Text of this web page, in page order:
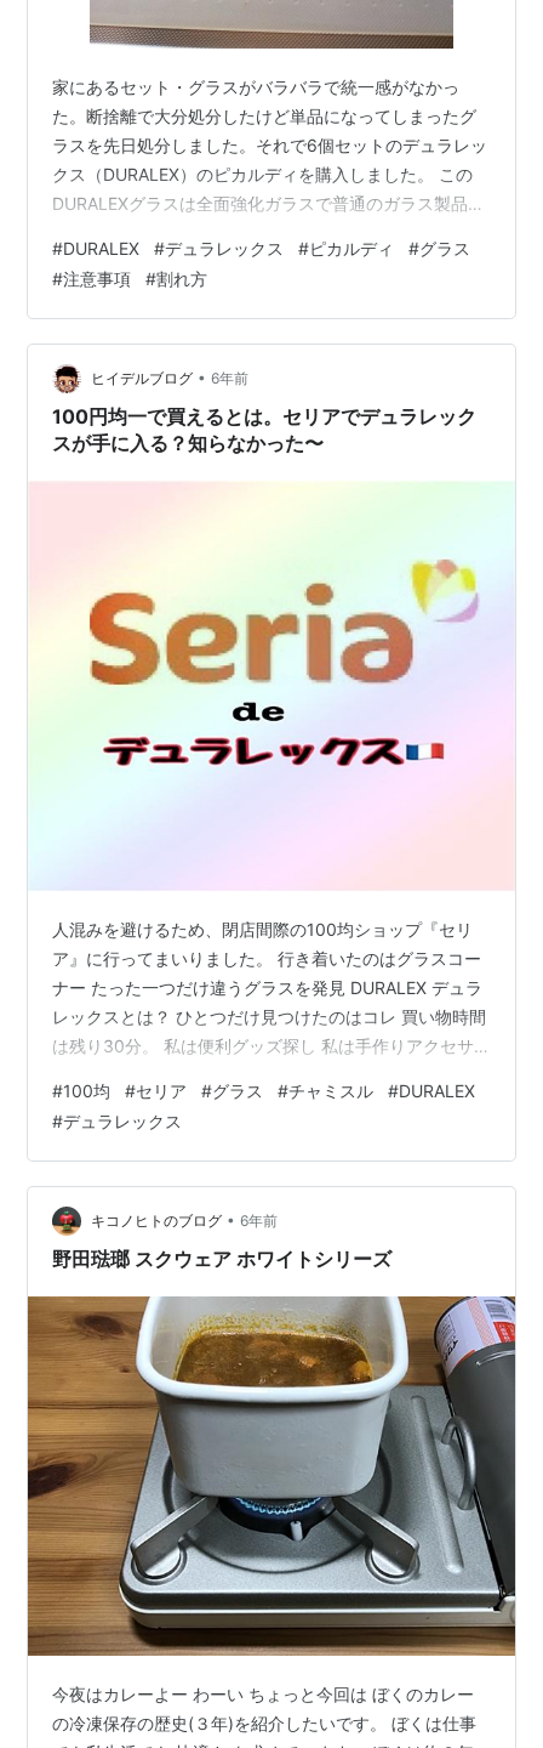
家にあるセット・グラスがバラバラで統一感がなかっ
た。断捨離で大分処分したけど単品になってしまったグ
ラスを先日処分しました。それで6個セットのデュラレッ
クス（DURALEX）のピカルディを購入しました。 この
DURALEXグラスは全面強化ガラスで普通のガラス製品に
熱温度差が約60℃であるのに対し、130℃の温度差に耐
えることができるそうです。ただし絶対に割れないとい
う事はなく割れます。 その割れ方が激しいようで、ネッ
トで検索すると木っ端微塵になったとか。突然爆発した
とか。 （普通のガラスと違って「氷砂糖」のような粒状
になり、尖らないように設計され…
#DURALEX #デュラレックス #ピカルディ #グラス
#注意事項 #割れ方
ヒイデルブログ • 6年前
100円均一で買えるとは。セリアでデュラレック
スが手に入る？知らなかった〜
人混みを避けるため、閉店間際の100均ショップ『セリ
ア』に行ってまいりました。 行き着いたのはグラスコー
ナー たった一つだけ違うグラスを発見 DURALEX デュラ
レックスとは？ ひとつだけ見つけたのはコレ 買い物時間
は残り30分。 私は便利グッズ探し 私は手作りアクセサ
カリの梱包材でも買っとくか てな感じで入店。 女子の買
い物は長いのが恒例。 梱包材といっても、 養生テープ
プチプチ くらいなもの、 私の買い物はすぐ終わる。 ひ
とり目的を達成して、広くてもう人気の無い店内をブラ
ブラ。 行き着いたのはグラスコーナー https://www.…
#100均 #セリア #グラス #チャミスル #DURALEX
#デュラレックス
キコノヒトのブログ • 6年前
野田琺瑯 スクウェア ホワイトシリーズ
今夜はカレーよー わーい ちょっと今回は ぼくのカレー
の冷凍保存の歴史(３年)を紹介したいです。 ぼくは仕事